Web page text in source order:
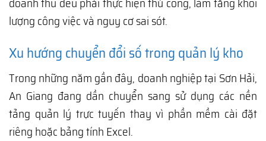
lượng công việc và nguy cơ sai sót.
Xu hướng chuyển đổi số trong quản lý kho
Trong những năm gần đây, doanh nghiệp tại Sơn Hải,
An Giang đang dần chuyển sang sử dụng các nền
tảng quản lý trực tuyến thay vì phần mềm cài đặt
riêng hoặc bảng tính Excel.